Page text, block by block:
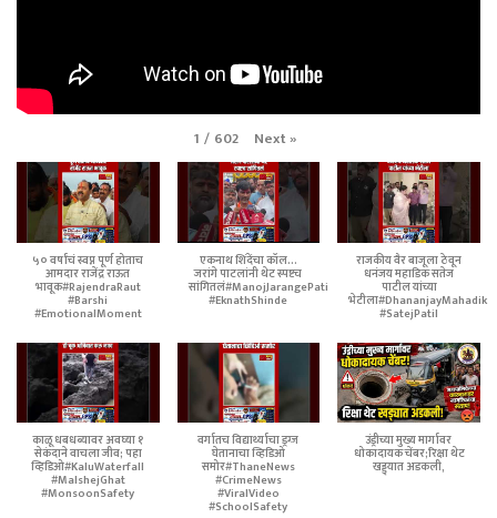
1 / 602 Next»
५० वर्षांचं स्वप्न पूर्ण होताच
आमदार राजेंद्र राऊत
भावूक#RajendraRaut
#Barshi
#EmotionalMoment
एकनाथ शिंदेंचा कॉल...
जरांगे पाटलांनी थेट स्पष्टच
सांगितलं#ManojJarangePatil
#EknathShinde
राजकीय वैर बाजूला ठेवून
धनंजय महाडिक सतेज
पाटील यांच्या
भेटीला#DhananjayMahadik
#SatejPatil
काळू धबधब्यावर अवघ्या १
सेकंदाने वाचला जीव; पहा
व्हिडिओ#KaluWaterfall
#MalshejGhat
#MonsoonSafety
वर्गातच विद्यार्थ्याचा ड्रग्ज
घेतानाचा व्हिडिओ
समोर#ThaneNews
#CrimeNews
#ViralVideo
#SchoolSafety
उंड्रीच्या मुख्य मार्गावर
धोकादायक चेंबर;रिक्षा थेट
खड्ड्यात अडकली,